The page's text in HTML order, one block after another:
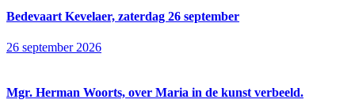
Bedevaart Kevelaer, zaterdag 26 september
26 september 2026
Mgr. Herman Woorts, over Maria in de kunst verbeeld.